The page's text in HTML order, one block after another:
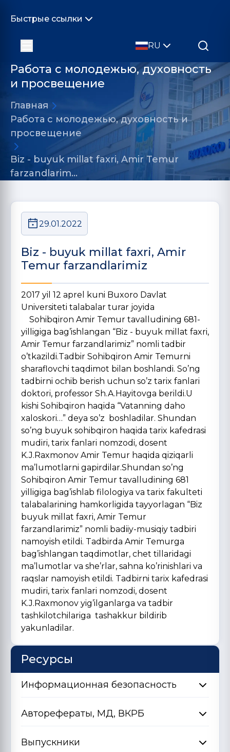
Быстрые ссылки
RU
Работа с молодежью, духовность
и просвещение
Главная
Работа с молодежью, духовность и
просвещение
Biz - buyuk millat faxri, Amir Temur
farzandlarim…
29.01.2022
Biz - buyuk millat faxri, Amir
Temur farzandlarimiz
2017 yil 12 aprel kuni Buxoro Davlat
Universiteti talabalar turar joyida
Sohibqiron Amir Temur tavalludining 681-
yilligiga bag’ishlangan “Biz - buyuk millat faxri,
Amir Temur farzandlarimiz” nomli tadbir
o’tkazildi.Tadbir Sohibqiron Amir Temurni
sharaflovchi taqdimot bilan boshlandi. So’ng
tadbirni ochib berish uchun so’z tarix fanlari
doktori, professor Sh.A.Hayitovga berildi.U
kishi Sohibqiron haqida “Vatanning daho
xaloskori…” deya so’z boshladilar. Shundan
so’ng buyuk sohibqiron haqida tarix kafedrasi
mudiri, tarix fanlari nomzodi, dosent
K.J.Raxmonov Amir Temur haqida qiziqarli
ma’lumotlarni gapirdilar.Shundan so’ng
Sohibqiron Amir Temur tavalludining 681
yilligiga bag’ishlab filologiya va tarix fakulteti
talabalarining hamkorligida tayyorlagan “Biz
buyuk millat faxri, Amir Temur
farzandlarimiz” nomli badiiy-musiqiy tadbiri
namoyish etildi. Tadbirda Amir Temurga
bag’ishlangan taqdimotlar, chet tillaridagi
ma’lumotlar va she’rlar, sahna ko’rinishlari va
raqslar namoyish etildi. Tadbirni tarix kafedrasi
mudiri, tarix fanlari nomzodi, dosent
K.J.Raxmonov yig’ilganlarga va tadbir
tashkilotchilariga tashakkur bildirib
yakunladilar.
Ресурсы
Информационная безопасность
Авторефераты, МД, ВКРБ
Выпускники